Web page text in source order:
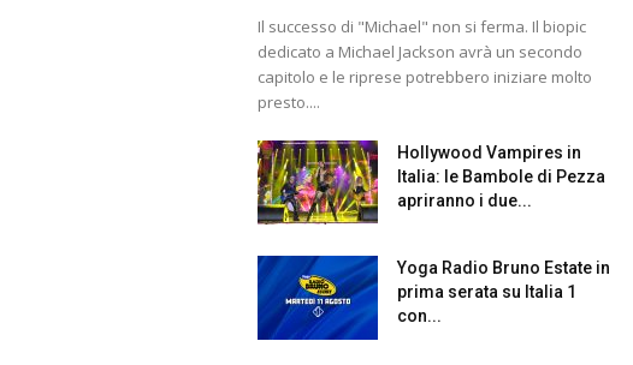
Il successo di "Michael" non si ferma. Il biopic
dedicato a Michael Jackson avrà un secondo
capitolo e le riprese potrebbero iniziare molto
presto....
Hollywood Vampires in
Italia: le Bambole di Pezza
apriranno i due...
Yoga Radio Bruno Estate in
prima serata su Italia 1
con...